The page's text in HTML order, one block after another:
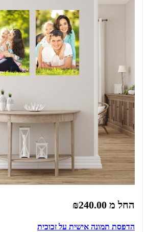
החל מ ₪240.00
הדפסת תמונה אישית על זכוכית